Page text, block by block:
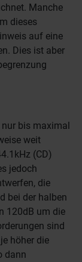
Manche
dieses
auf eine
Dies ist aber
bis maximal
weit
(CD)
jedoch
die
bei der halben
120dB um die
sind
höher die
dann